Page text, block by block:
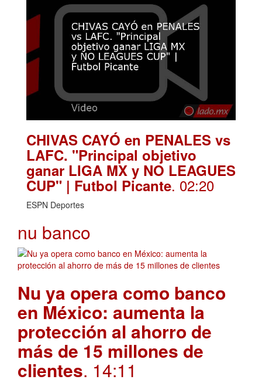
CHIVAS CAYÓ en PENALES vs
LAFC. "Principal objetivo
ganar LIGA MX y NO LEAGUES
CUP" | Futbol Picante. 02:20
ESPN Deportes
nu banco
Nu ya opera como banco
en México: aumenta la
protección al ahorro de
más de 15 millones de
clientes. 14:11